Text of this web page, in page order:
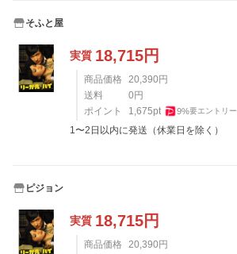
そふと屋
実質 18,715円
商品価格 20,390 円
送料
0 円
ポイント
1,675pt 9%要エントリー
1〜2日以内に発送（休業日を除く）
ピジョン
実質 18,715円
商品価格 20,390 円